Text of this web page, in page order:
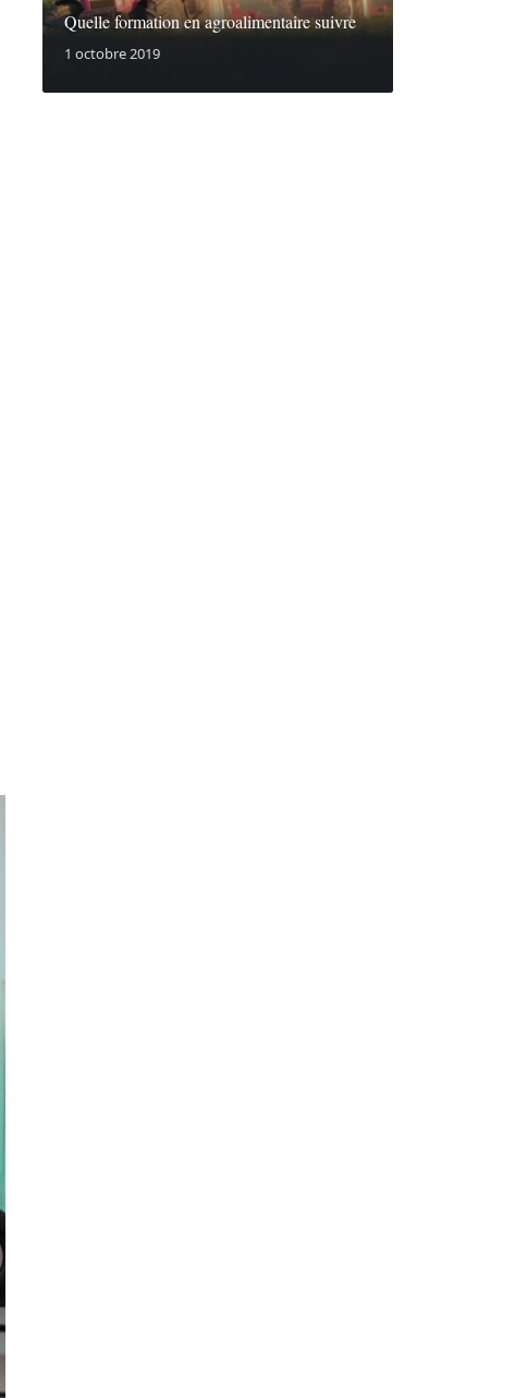
Quelle formation en agroalimentaire suivre
1 octobre 2019